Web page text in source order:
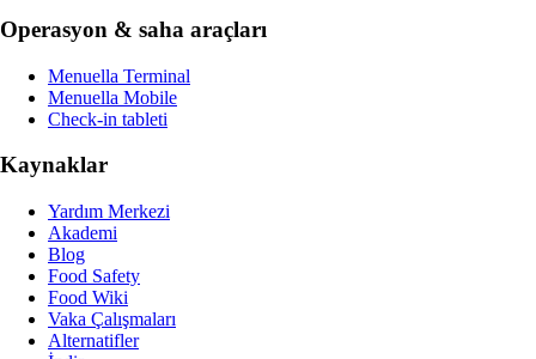
Operasyon & saha araçları
Menuella Terminal
Menuella Mobile
Check-in tableti
Kaynaklar
Yardım Merkezi
Akademi
Blog
Food Safety
Food Wiki
Vaka Çalışmaları
Alternatifler